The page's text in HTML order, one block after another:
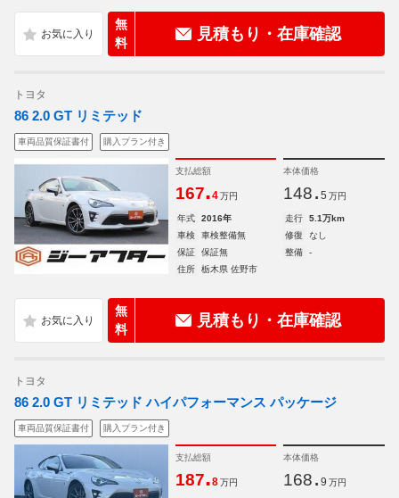
無
料
見積もり・在庫確認
トヨタ
86 2.0 GT リミテッド
車両品質保証書付 購入プラン付き
支払総額
167.4 万円
本体価格
148. 5 万円
年式 2016年 走行
5.1万km
車検
車検整備無 修復
なし
保証
保証無 整備
-
住所
栃木県 佐野市
無
料
見積もり・在庫確認
トヨタ
86 2.0 GT リミテッド ハイパフォーマンス パッケージ
車両品質保証書付 購入プラン付き
支払総額
187.8 万円
本体価格
168. 9 万円